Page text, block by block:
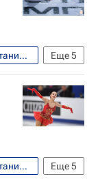
Еще5
Чемпионат Европы-2018 по фигурному катанию, Москва, 15-21 января
Еще5
Чемпионат Европы-2018 по фигурному катанию, Москва, 15-21 января